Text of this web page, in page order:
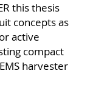
this thesis
concepts as
active
compact
harvester